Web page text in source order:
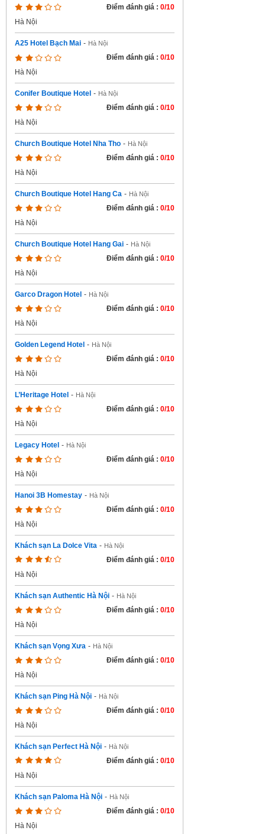
Điểm đánh giá : 0/10
Hà Nội
A25 Hotel Bạch Mai - Hà Nội
Điểm đánh giá : 0/10
Hà Nội
Conifer Boutique Hotel - Hà Nội
Điểm đánh giá : 0/10
Hà Nội
Church Boutique Hotel Nha Tho - Hà Nội
Điểm đánh giá : 0/10
Hà Nội
Church Boutique Hotel Hang Ca - Hà Nội
Điểm đánh giá : 0/10
Hà Nội
Church Boutique Hotel Hang Gai - Hà Nội
Điểm đánh giá : 0/10
Hà Nội
Garco Dragon Hotel - Hà Nội
Điểm đánh giá : 0/10
Hà Nội
Golden Legend Hotel - Hà Nội
Điểm đánh giá : 0/10
Hà Nội
L’Heritage Hotel - Hà Nội
Điểm đánh giá : 0/10
Hà Nội
Legacy Hotel - Hà Nội
Điểm đánh giá : 0/10
Hà Nội
Hanoi 3B Homestay - Hà Nội
Điểm đánh giá : 0/10
Hà Nội
Khách sạn La Dolce Vita - Hà Nội
Điểm đánh giá : 0/10
Hà Nội
Khách sạn Authentic Hà Nội - Hà Nội
Điểm đánh giá : 0/10
Hà Nội
Khách sạn Vọng Xưa - Hà Nội
Điểm đánh giá : 0/10
Hà Nội
Khách sạn Ping Hà Nội - Hà Nội
Điểm đánh giá : 0/10
Hà Nội
Khách sạn Perfect Hà Nội - Hà Nội
Điểm đánh giá : 0/10
Hà Nội
Khách sạn Paloma Hà Nội - Hà Nội
Điểm đánh giá : 0/10
Hà Nội